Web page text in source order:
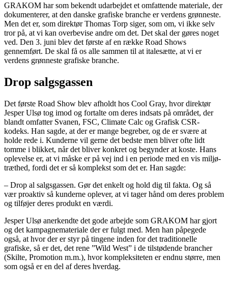
GRAKOM har som bekendt udarbejdet et omfattende materiale, der
dokumenterer, at den danske grafiske branche er verdens grønneste.
Men det er, som direktør Thomas Torp siger, som om, vi ikke selv
tror på, at vi kan overbevise andre om det. Det skal der gøres noget
ved. Den 3. juni blev det første af en række Road Shows
gennemført. De skal få os alle sammen til at italesætte, at vi er
verdens grønneste grafiske branche.
Drop salgsgassen
Det første Road Show blev afholdt hos Cool Gray, hvor direktør
Jesper Ulsø tog imod og fortalte om deres indsats på området, der
blandt omfatter Svanen, FSC, Climate Calc og Grafisk CSR-
kodeks. Han sagde, at der er mange begreber, og de er svære at
holde rede i. Kunderne vil gerne det bedste men bliver ofte lidt
tomme i blikket, når det bliver konkret og begynder at koste. Hans
oplevelse er, at vi måske er på vej ind i en periode med en vis miljø-
træthed, fordi det er så komplekst som det er. Han sagde:
– Drop al salgsgassen. Gør det enkelt og hold dig til fakta. Og så
vær proaktiv så kunderne oplever, at vi tager hånd om deres problem
og tilføjer deres produkt en værdi.
Jesper Ulsø anerkendte det gode arbejde som GRAKOM har gjort
og det kampagnemateriale der er fulgt med. Men han påpegede
også, at hvor der er styr på tingene inden for det traditionelle
grafiske, så er det, det rene ”Wild West” i de tilstødende brancher
(Skilte, Promotion m.m.), hvor kompleksiteten er endnu større, men
som også er en del af deres hverdag.